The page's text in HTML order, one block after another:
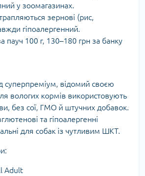
у зоомагазинах.
зернові (рис,
гіпоалергенний.
пауч 100 г, 130–180 грн за банку
суперпреміум, відомий своєю
вологих кормів використовують
без сої, ГМО й штучних добавок.
та гіпоалергенні
для собак із чутливим ШКТ.
Adult